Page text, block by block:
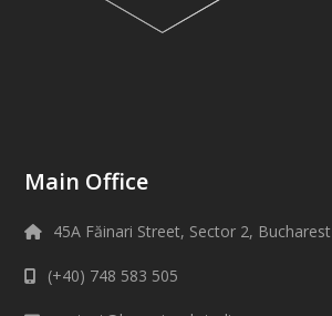
Main Office
45A Făinari Street, Sector 2, Bucharest
(+40) 748 583 505